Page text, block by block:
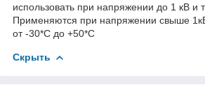
использовать при напряжении до 1 кВ и
Применяются при напряжении свыше
от -30*С до +50*С
Скрыть